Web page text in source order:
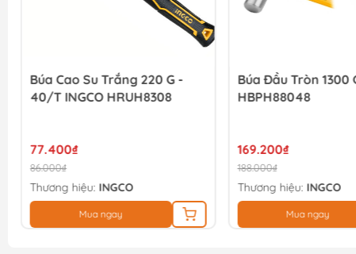
Búa Cao Su Trắng 220 G -
40/T INGCO HRUH8308
77.400₫
86.000₫
Thương hiệu: INGCO
Mua ngay
Búa Đầu Tròn 1300
HBPH88048
169.200₫
188.000₫
Thương hiệu: INGCO
Mua ngay